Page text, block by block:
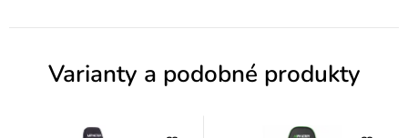
e
Varianty a podobné produkty